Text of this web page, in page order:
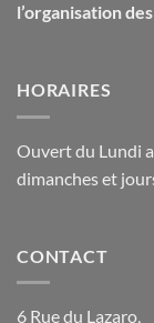
l’organisation
HORAIRES
Ouvert du Lundi
dimanches et
CONTACT
6 Rue du Lazaro,